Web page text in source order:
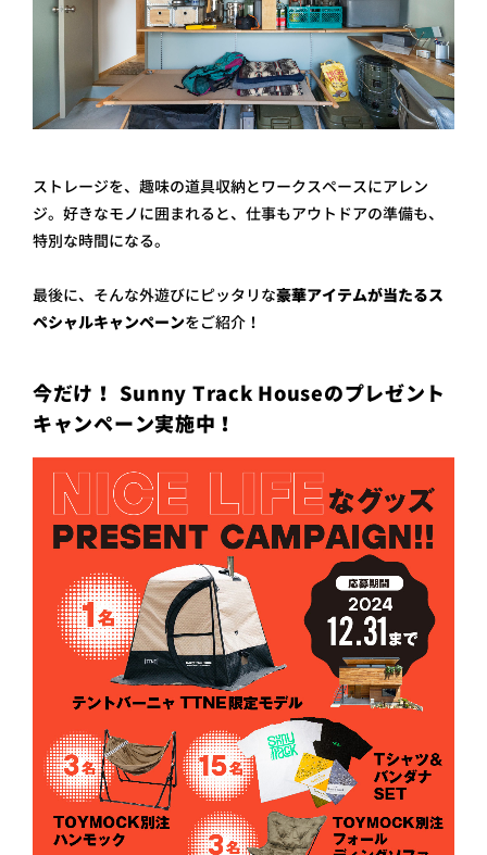
ストレージを、趣味の道具収納とワークスペースにアレン
ジ。好きなモノに囲まれると、仕事もアウトドアの準備も、
特別な時間になる。
最後に、そんな外遊びにピッタリな豪華アイテムが当たるス
ペシャルキャンペーンをご紹介！
今だけ！ Sunny Track Houseのプレゼント
キャンペーン実施中！